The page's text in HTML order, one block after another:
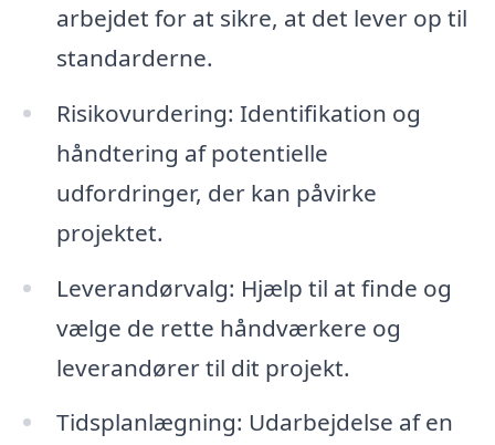
arbejdet for at sikre, at det lever op til
standarderne.
Risikovurdering: Identifikation og
håndtering af potentielle
udfordringer, der kan påvirke
projektet.
Leverandørvalg: Hjælp til at finde og
vælge de rette håndværkere og
leverandører til dit projekt.
Tidsplanlægning: Udarbejdelse af en